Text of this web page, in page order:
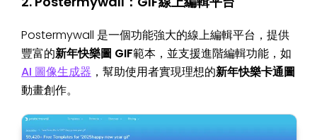
Postermywall 是一個功能強大的線上編輯平台，提供
豐富的新年快樂圖 GIF範本，並支援進階編輯功能，如
AI 圖像生成器 ，幫助使用者實現理想的新年快樂卡通圖
動畫創作。